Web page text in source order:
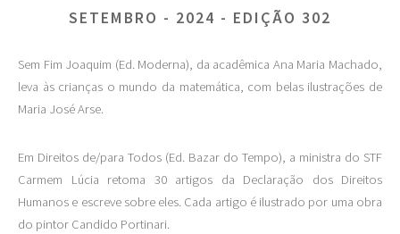
SETEMBRO - 2024 - EDIÇÃO 302
Sem Fim Joaquim (Ed. Moderna), da acadêmica Ana Maria Machado,
leva às crianças o mundo da matemática, com belas ilustrações de
Maria José Arse.
Em Direitos de/para Todos (Ed. Bazar do Tempo), a ministra do STF
Carmem Lúcia retoma 30 artigos da Declaração dos Direitos
Humanos e escreve sobre eles. Cada artigo é ilustrado por uma obra
do pintor Candido Portinari.